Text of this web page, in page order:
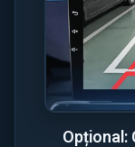
Opțional: